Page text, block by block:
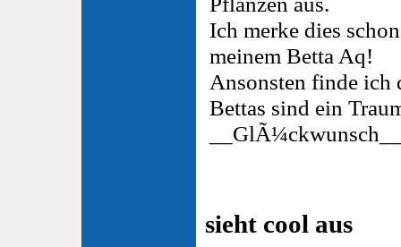
Ich merke dies
meinem Betta Aq!
Ansonsten finde ich
Bettas sind ein
sieht cool aus